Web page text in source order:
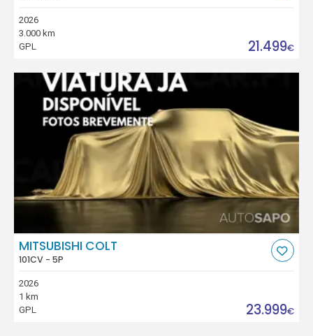
2026
3.000 km
GPL
21.499€
MITSUBISHI COLT
101CV - 5P
2026
1 km
GPL
23.999€